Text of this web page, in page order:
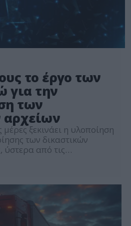
το έργο των
για την
των
αρχείων
ξεκινάει η υλοποίηση
των δικαστικών
ύστερα από τις
για το έργο
Δεδομένων του
του Εθνικού Σχεδίου
«Ελλάδα 2.0»